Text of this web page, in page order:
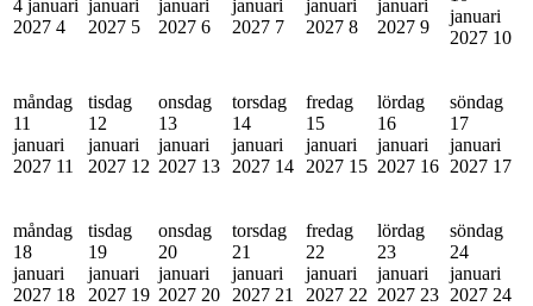
4 januari
2027 4
januari
2027 5
januari
2027 6
januari
2027 7
januari
2027 8
januari
2027 9
januari
2027 10
måndag
11
januari
2027 11
tisdag
12
januari
2027 12
onsdag
13
januari
2027 13
torsdag
14
januari
2027 14
fredag
15
januari
2027 15
lördag
16
januari
2027 16
söndag
17
januari
2027 17
måndag
18
januari
2027 18
tisdag
19
januari
2027 19
onsdag
20
januari
2027 20
torsdag
21
januari
2027 21
fredag
22
januari
2027 22
lördag
23
januari
2027 23
söndag
24
januari
2027 24